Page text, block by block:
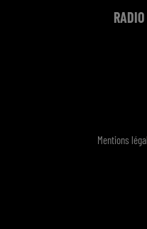
RADIO
Mentions